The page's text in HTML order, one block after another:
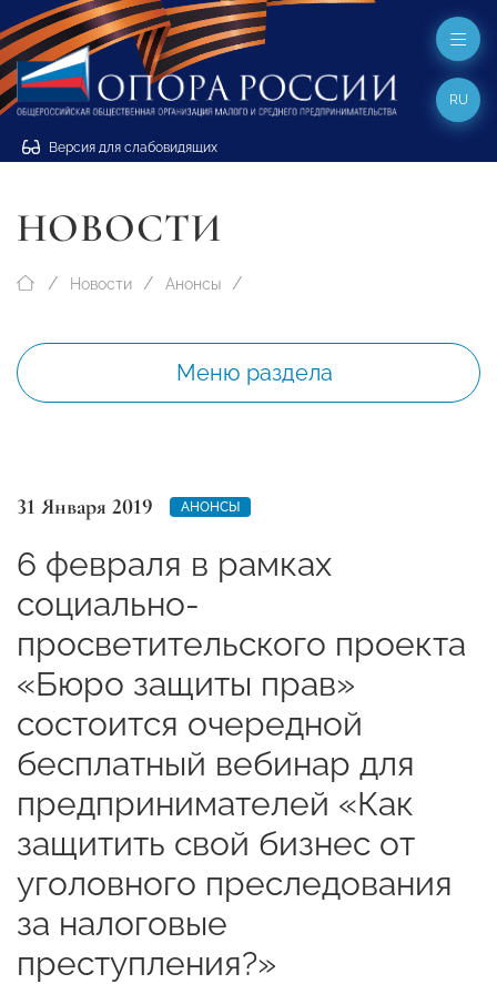
Версия для слабовидящих
RU
НОВОСТИ
Новости Анонсы
Меню раздела
31 Января 2019 АНОНСЫ
6 февраля в рамках
социально-
просветительского проекта
«Бюро защиты прав»
состоится очередной
бесплатный вебинар для
предпринимателей «Как
защитить свой бизнес от
уголовного преследования
за налоговые
преступления?»